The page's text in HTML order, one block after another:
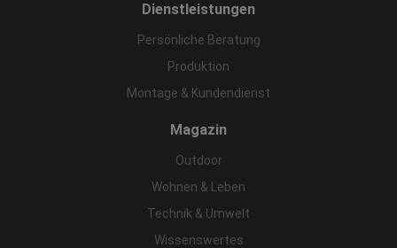
Dienstleistungen
Persönliche Beratung
Produktion
Montage & Kundendienst
Magazin
Outdoor
Wohnen & Leben
Technik & Umwelt
Wissenswertes